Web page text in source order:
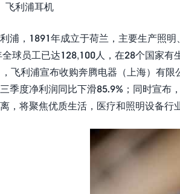
飞利浦耳机
浦，1891年成立于荷兰，主要生产照
球员工已达128,100人，在28个国家
飞利浦宣布收购奔腾电器（上海）有
季度净利润同比下滑85.9%；同时宣布
，将聚焦优质生活，医疗和照明设备行